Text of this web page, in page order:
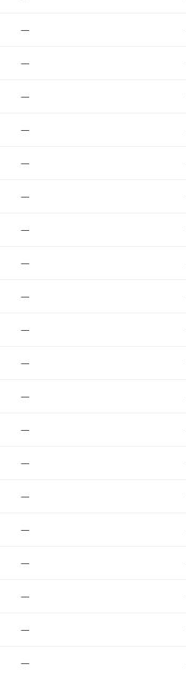
—
—
—
—
—
—
—
—
—
—
—
—
—
—
—
—
—
—
—
—